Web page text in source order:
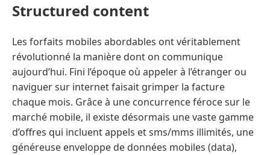
Structured content
Les forfaits mobiles abordables ont véritablement
révolutionné la manière dont on communique
aujourd’hui. Fini l’époque où appeler à l’étranger ou
naviguer sur internet faisait grimper la facture
chaque mois. Grâce à une concurrence féroce sur le
marché mobile, il existe désormais une vaste gamme
d’offres qui incluent appels et sms/mms illimités, une
généreuse enveloppe de données mobiles (data),